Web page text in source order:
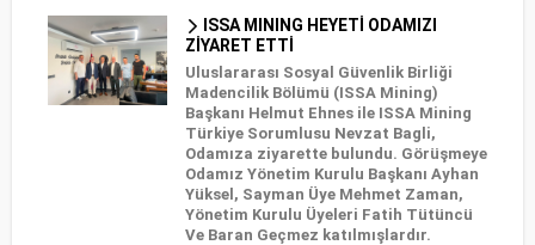
ISSA MINING HEYETİ ODAMIZI
ZİYARET ETTİ
Uluslararası Sosyal Güvenlik Birliği
Madencilik Bölümü (ISSA Mining)
Başkanı Helmut Ehnes ile ISSA Mining
Türkiye Sorumlusu Nevzat Bagli,
Odamıza ziyarette bulundu. Görüşmeye
Odamız Yönetim Kurulu Başkanı Ayhan
Yüksel, Sayman Üye Mehmet Zaman,
Yönetim Kurulu Üyeleri Fatih Tütüncü
Ve Baran Geçmez katılmışlardır.